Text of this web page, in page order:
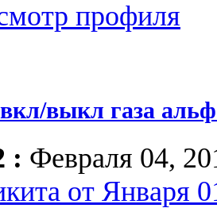
выкл газа
: Февраля 04,
от Января